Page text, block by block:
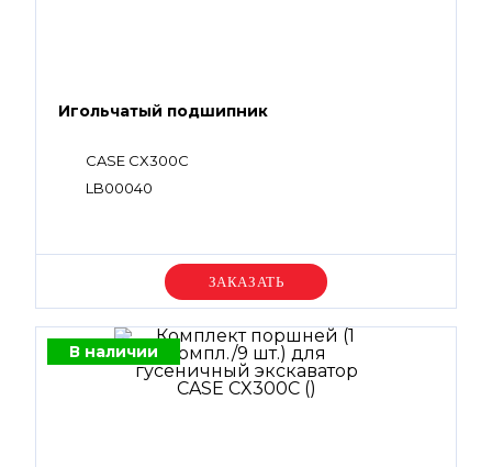
Игольчатый подшипник
CASE CX300C
LB00040
Уточняйте цену
В наличии